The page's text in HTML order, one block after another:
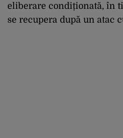
eliberare condiționată, în
se recupera după un atac